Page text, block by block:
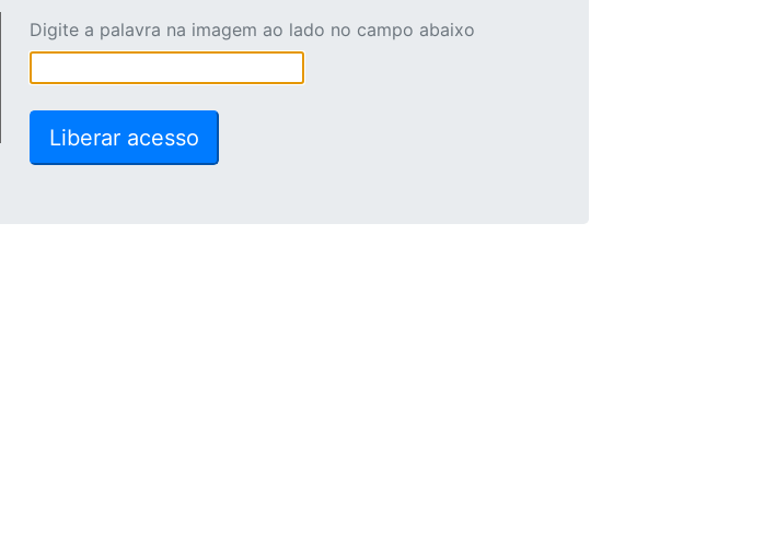
Digite a palavra na imagem ao lado no campo abaixo